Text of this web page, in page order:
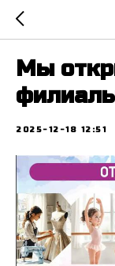
Мы
2025-12-18 12:51